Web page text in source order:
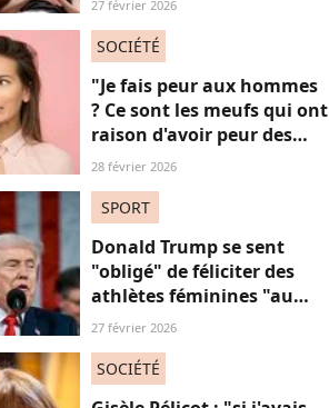
27 février 2026
SOCIÉTÉ
"Je fais peur aux hommes
? Ce sont les meufs qui ont
raison d'avoir peur des
hommes !" : cette prise de
beaucoup réagir
28 février 2026
SPORT
Donald Trump se sent
"obligé" de féliciter des
athlètes féminines "au
risque d'être destitué"
27 février 2026
SOCIÉTÉ